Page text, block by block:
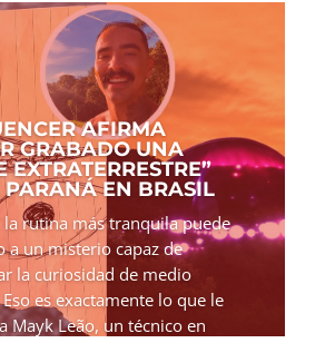
AFIRMA
GRABADO UNA
EXTRATERRESTRE”
PARANÁ EN BRASIL
la rutina más tranquila puede
a un misterio capaz de
la curiosidad de medio
es exactamente lo que le
Mayk Leão, un técnico en